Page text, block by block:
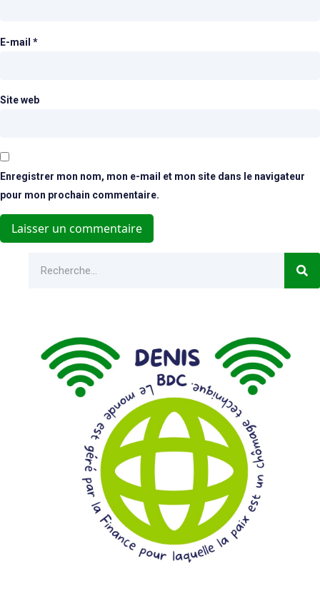
E-mail *
Site web
Enregistrer mon nom, mon e-mail et mon site dans le navigateur
pour mon prochain commentaire.